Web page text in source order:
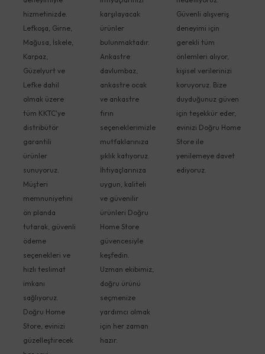
hizmetinizde.
Lefkoşa, Girne,
Mağusa, İskele,
Karpaz,
Güzelyurt ve
Lefke dahil
olmak üzere
tüm KKTC'ye
distribütör
garantili
ürünler
sunuyoruz.
Müşteri
memnuniyetini
ön planda
tutarak, güvenli
ödeme
seçenekleri ve
hızlı teslimat
imkanı
sağlıyoruz.
Doğru Home
Store, evinizi
güzelleştirecek
karşılayacak
ürünler
bulunmaktadır.
Ankastre
davlumbaz,
ankastre ocak
ve ankastre
fırın
seçeneklerimizle
mutfaklarınıza
şıklık katıyoruz.
İhtiyaçlarınıza
uygun, kaliteli
ve güvenilir
ürünleri Doğru
Home Store
güvencesiyle
keşfedin.
Uzman ekibimiz,
doğru ürünü
seçmenize
yardımcı olmak
için her zaman
hazır.
Güvenli alışveriş
deneyimi için
gerekli tüm
önlemleri alıyor,
kişisel verilerinizi
koruyoruz. Bize
duyduğunuz güven
için teşekkür eder,
evinizi Doğru Home
Store ile
yenilemeye davet
ediyoruz.